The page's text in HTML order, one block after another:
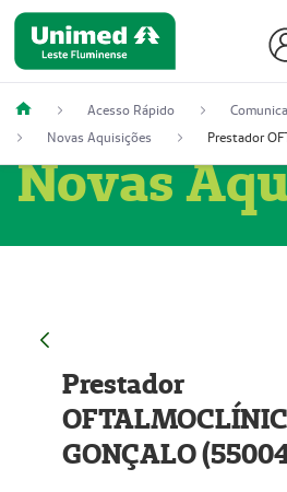
Acesso Rápido
Novas Aquisições
Novas
Prestador
GONÇALO